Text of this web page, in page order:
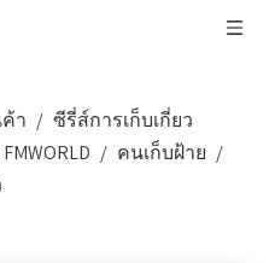
า / ซีรี่ส์การเก็บเกี่ยว
/ คนเก็บฝ้าย /